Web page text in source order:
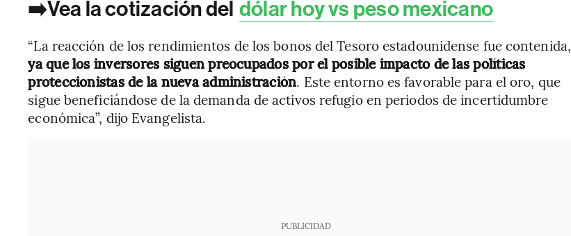
➡️Vea la cotización del dólar hoy vs peso mexicano
“La reacción de los rendimientos de los bonos del Tesoro estadounidense fue contenida,
ya que los inversores siguen preocupados por el posible impacto de las políticas
proteccionistas de la nueva administración. Este entorno es favorable para el oro, que
sigue beneficiándose de la demanda de activos refugio en periodos de incertidumbre
económica”, dijo Evangelista.
PUBLICIDAD